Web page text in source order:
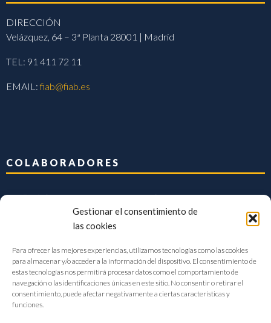
Gestionar el consentimiento de
las cookies
Para ofrecer las mejores experiencias, utilizamos tecnologías como las cookies
para almacenar y/o acceder a la información del dispositivo. El consentimiento de
estas tecnologías nos permitirá procesar datos como el comportamiento de
navegación o las identificaciones únicas en este sitio. No consentir o retirar el
consentimiento, puede afectar negativamente a ciertas características y
funciones.
DIRECCIÓN
Velázquez, 64 – 3ª Planta 28001 | Madrid
TEL: 91 411 72 11
EMAIL:fiab@fiab.es
COLABORADORES